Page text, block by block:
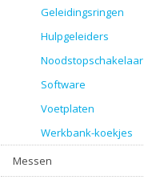
Geleidingsringen
Hulpgeleiders
Noodstopschakelaar
Software
Voetplaten
Werkbank-koekjes
Messen